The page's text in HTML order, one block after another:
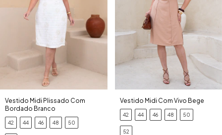
Vestido Midi Plissado Com
Bordado Branco
42 44 46 48 50
Vestido Midi Com Vivo Bege
42 44 46 48 50
52